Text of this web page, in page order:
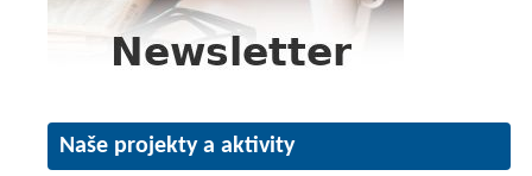
Naše projekty a aktivity